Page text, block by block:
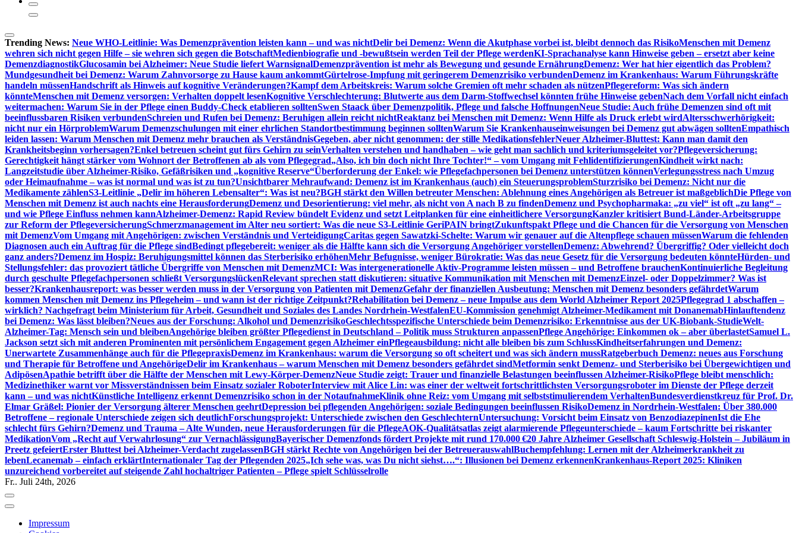
Trending News: Neue WHO-Leitlinie: Was Demenzprävention leisten kann – und was nichtDelir bei Demenz: Wenn die Akutphase vorbei ist, bleibt dennoch das RisikoMenschen mit Demenz
wehren sich nicht gegen Hilfe – sie wehren sich gegen die BotschaftMedienbiografie und -bewußtsein werden Teil der Pflege werdenKI-Sprachanalyse kann Hinweise geben – ersetzt aber keine
DemenzdiagnostikGlucosamin bei Alzheimer: Neue Studie liefert WarnsignalDemenzprävention ist mehr als Bewegung und gesunde ErnährungDemenz: Wer hat hier eigentlich das Problem?
Mundgesundheit bei Demenz: Warum Zahnvorsorge zu Hause kaum ankommtGürtelrose-Impfung mit geringerem Demenzrisiko verbundenDemenz im Krankenhaus: Warum Führungskräfte
handeln müssenHandschrift als Hinweis auf kognitive Veränderungen?Kampf dem Arbeitskreis: Warum solche Gremien oft mehr schaden als nützenPflegereform: Was sich ändern
könnteMenschen mit Demenz versorgen: Verhalten doppelt lesenKognitive Verschlechterung: Blutwerte aus dem Darm-Stoffwechsel könnten frühe Hinweise gebenNach dem Vorfall nicht einfach
weitermachen: Warum Sie in der Pflege einen Buddy-Check etablieren solltenSwen Staack über Demenzpolitik, Pflege und falsche HoffnungenNeue Studie: Auch frühe Demenzen sind oft mit
beeinflussbaren Risiken verbundenSchreien und Rufen bei Demenz: Beruhigen allein reicht nichtReaktanz bei Menschen mit Demenz: Wenn Hilfe als Druck erlebt wirdAltersschwerhörigkeit:
nicht nur ein HörproblemWarum Demenzschulungen mit einer ehrlichen Standortbestimmung beginnen solltenWarum Sie Krankenhauseinweisungen bei Demenz gut abwägen solltenEmpathisch
leiden lassen: Warum Menschen mit Demenz mehr brauchen als VerständnisGegeben, aber nicht genommen: der stille MedikationsfehlerNeuer Alzheimer-Bluttest: Kann man damit den
Krankheitsbeginn vorhersagen?Enkel betreuen scheint gut fürs Gehirn zu seinVerhalten verstehen und handhaben – wie geht man sachlich und kriteriumsgeleitet vor?Pflegeversicherung:
Gerechtigkeit hängt stärker vom Wohnort der Betroffenen ab als vom Pflegegrad„Also, ich bin doch nicht Ihre Tochter!“ – vom Umgang mit FehlidentifizierungenKindheit wirkt nach:
Langzeitstudie über Alzheimer-Risiko, Gefäßrisiken und „kognitive Reserve“Überforderung der Enkel: wie Pflegefachpersonen bei Demenz unterstützen könnenVerlegungsstress nach Umzug
oder Heimaufnahme – was ist normal und was ist zu tun?Unsichtbarer Mehraufwand: Demenz ist im Krankenhaus (auch) ein SteuerungsproblemSturzrisiko bei Demenz: Nicht nur die
Medikamente zählenS3-Leitlinie „Delir im höheren Lebensalter“: Was ist neu?BGH stärkt den Willen betreuter Menschen: Ablehnung eines Angehörigen als Betreuer ist maßgeblichDie Pflege von
Menschen mit Demenz ist auch nachts eine HerausforderungDemenz und Desorientierung: viel mehr, als nicht von A nach B zu findenDemenz und Psychopharmaka: „zu viel“ ist oft „zu lang“ –
und wie Pflege Einfluss nehmen kannAlzheimer-Demenz: Rapid Review bündelt Evidenz und setzt Leitplanken für eine einheitlichere VersorgungKanzler kritisiert Bund-Länder-Arbeitsgruppe
zur Reform der PflegeversicherungSchmerzmanagement im Alter neu sortiert: Was die neue S3-Leitlinie GeriPAIN bringtZukunftspakt Pflege und die Chancen für die Versorgung von Menschen
mit DemenzVom Umgang mit Angehörigen: zwischen Verständnis und VerteidigungCaritas gegen Sawatzki-Schelte: Warum wir genauer auf die Altenpflege schauen müssenWarum die fehlenden
Diagnosen auch ein Auftrag für die Pflege sindBedingt pflegebereit: weniger als die Hälfte kann sich die Versorgung Angehöriger vorstellenDemenz: Abwehrend? Übergriffig? Oder vielleicht doch
ganz anders?Demenz im Hospiz: Beruhigungsmittel können das Sterberisiko erhöhenMehr Befugnisse, weniger Bürokratie: Was das neue Gesetz für die Versorgung bedeuten könnteHürden- und
Stellungsfehler: das provoziert tätliche Übergriffe von Menschen mit DemenzMCI: Was intergenerationelle Aktiv-Programme leisten müssen – und Betroffene brauchenKontinuierliche Begleitung
durch geschulte Pflegefachpersonen schließt VersorgungslückenRelevant sprechen statt diskutieren: situative Kommunikation mit Menschen mit DemenzEinzel- oder Doppelzimmer? Was ist
besser?Krankenhausreport: was besser werden muss in der Versorgung von Patienten mit DemenzGefahr der finanziellen Ausbeutung: Menschen mit Demenz besonders gefährdetWarum
kommen Menschen mit Demenz ins Pflegeheim – und wann ist der richtige Zeitpunkt?Rehabilitation bei Demenz – neue Impulse aus dem World Alzheimer Report 2025Pflegegrad 1 abschaffen –
wirklich? Nachgefragt beim Ministerium für Arbeit, Gesundheit und Soziales des Landes Nordrhein-WestfalenEU-Kommission genehmigt Alzheimer-Medikament mit DonanemabHinlauftendenz
bei Demenz: Was lässt bleiben?Neues aus der Forschung: Alkohol und DemenzrisikoGeschlechtsspezifische Unterschiede beim Demenzrisiko: Erkenntnisse aus der UK-Biobank-StudieWelt-
Alzheimer-Tag: Mensch sein und bleibenAngehörige bleiben größter Pflegedienst in Deutschland – Politik muss Strukturen anpassenPflege Angehörige: Einkommen ok – aber überlastetSamuel L.
Jackson setzt sich mit anderen Prominenten mit persönlichem Engagement gegen Alzheimer einPflegeausbildung: nicht alle bleiben bis zum SchlussKindheitserfahrungen und Demenz:
Unerwartete Zusammenhänge auch für die PflegepraxisDemenz im Krankenhaus: warum die Versorgung so oft scheitert und was sich ändern mussRatgeberbuch Demenz: neues aus Forschung
und Therapie für Betroffene und AngehörigeDelir im Krankenhaus – warum Menschen mit Demenz besonders gefährdet sindMetformin senkt Demenz- und Sterberisiko bei Übergewichtigen und
AdipösenApathie betrifft über die Hälfte der Menschen mit Lewy-Körper-DemenzNeue Studie zeigt: Trauer und finanzielle Belastungen beeinflussen Alzheimer-RisikoPflege bleibt menschlich:
Medizinethiker warnt vor Missverständnissen beim Einsatz sozialer RoboterInterview mit Alice Lin: was einer der weltweit fortschrittlichsten Versorgungsroboter im Dienste der Pflege derzeit
kann – und was nichtKünstliche Intelligenz erkennt Demenzrisiko schon in der NotaufnahmeKlinik ohne Reiz: vom Umgang mit selbststimulierendem VerhaltenBundesverdienstkreuz für Prof. Dr.
Elmar Gräßel: Pionier der Versorgung älterer Menschen geehrtDepression bei pflegenden Angehörigen: soziale Bedingungen beeinflussen RisikoDemenz in Nordrhein-Westfalen: Über 380.000
Betroffene – regionale Unterschiede zeigen sich deutlichForschungsprojekt: Unterschiede zwischen den GeschlechternUntersuchung: Vorsicht beim Einsatz von BenzodiazepinenIst die Ehe
schlecht fürs Gehirn?Demenz und Trauma – Alte Wunden, neue Herausforderungen für die PflegeAOK-Qualitätsatlas zeigt alarmierende Pflegeunterschiede – kaum Fortschritte bei riskanter
MedikationVom „Recht auf Verwahrlosung“ zur VernachlässigungBayerischer Demenzfonds fördert Projekte mit rund 170.000 €20 Jahre Alzheimer Gesellschaft Schleswig-Holstein – Jubiläum in
Preetz gefeiertErster Bluttest bei Alzheimer-Verdacht zugelassenBGH stärkt Rechte von Angehörigen bei der BetreuerauswahlBuchempfehlung: Lernen mit der Alzheimerkrankheit zu
lebenLecanemab – einfach erklärtInternationaler Tag der Pflegenden 2025„Ich sehe was, was Du nicht siehst….“: Illusionen bei Demenz erkennenKrankenhaus-Report 2025: Kliniken
unzureichend vorbereitet auf steigende Zahl hochaltriger Patienten – Pflege spielt Schlüsselrolle
Fr.. Juli 24th, 2026
Impressum